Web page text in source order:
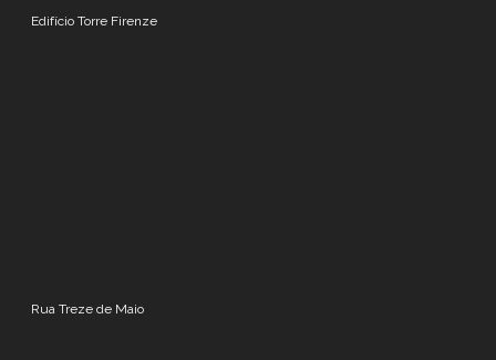
Edifício Torre Firenze
Rua Treze de Maio